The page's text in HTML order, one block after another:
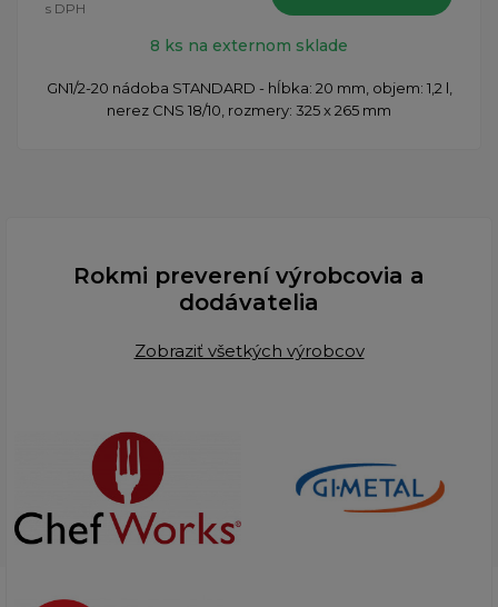
s DPH
8 ks na externom sklade
GN1/2-20 nádoba STANDARD - hĺbka: 20 mm, objem: 1,2 l,
nerez CNS 18/10, rozmery: 325 x 265 mm
Rokmi preverení výrobcovia a
dodávatelia
Zobraziť všetkých výrobcov